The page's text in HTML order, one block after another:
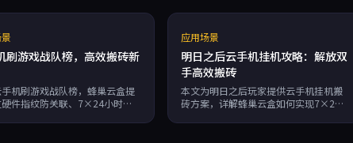
刷游戏战队榜，高效搬砖新
机刷游戏战队榜，蜂巢云盒提
件指纹防关联、7×24小时自
应用场景
明日之后云手机挂机攻略：解放双
手高效搬砖
本文为明日之后玩家提供云手机挂机搬
砖方案，详解蜂巢云盒如何实现7×24